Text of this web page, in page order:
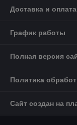
Доставка и оплата
График работы
Полная версия
Политика
Сайт создан на